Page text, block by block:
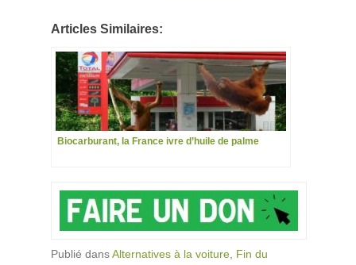
Articles Similaires:
Biocarburant, la France ivre d’huile de palme
Publié dansAlternatives à la voiture, Fin du